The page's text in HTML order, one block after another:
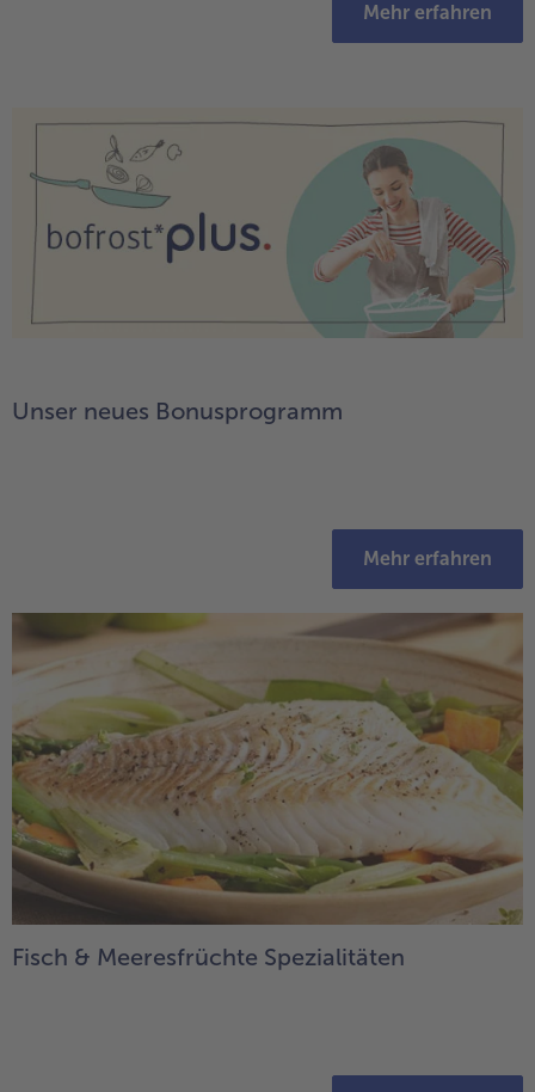
Mehr erfahren
Unser neues Bonusprogramm
Mehr erfahren
Fisch & Meeresfrüchte Spezialitäten